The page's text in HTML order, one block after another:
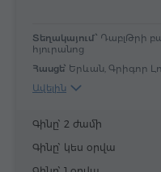
Տեղակայում՝ ԴաբլԹրի
հյուրանոց
Հասցե՝ Երևան, Գրիգոր
Ավելին
Գինը՝ 2 ժամի
Գինը՝ կես օրվա